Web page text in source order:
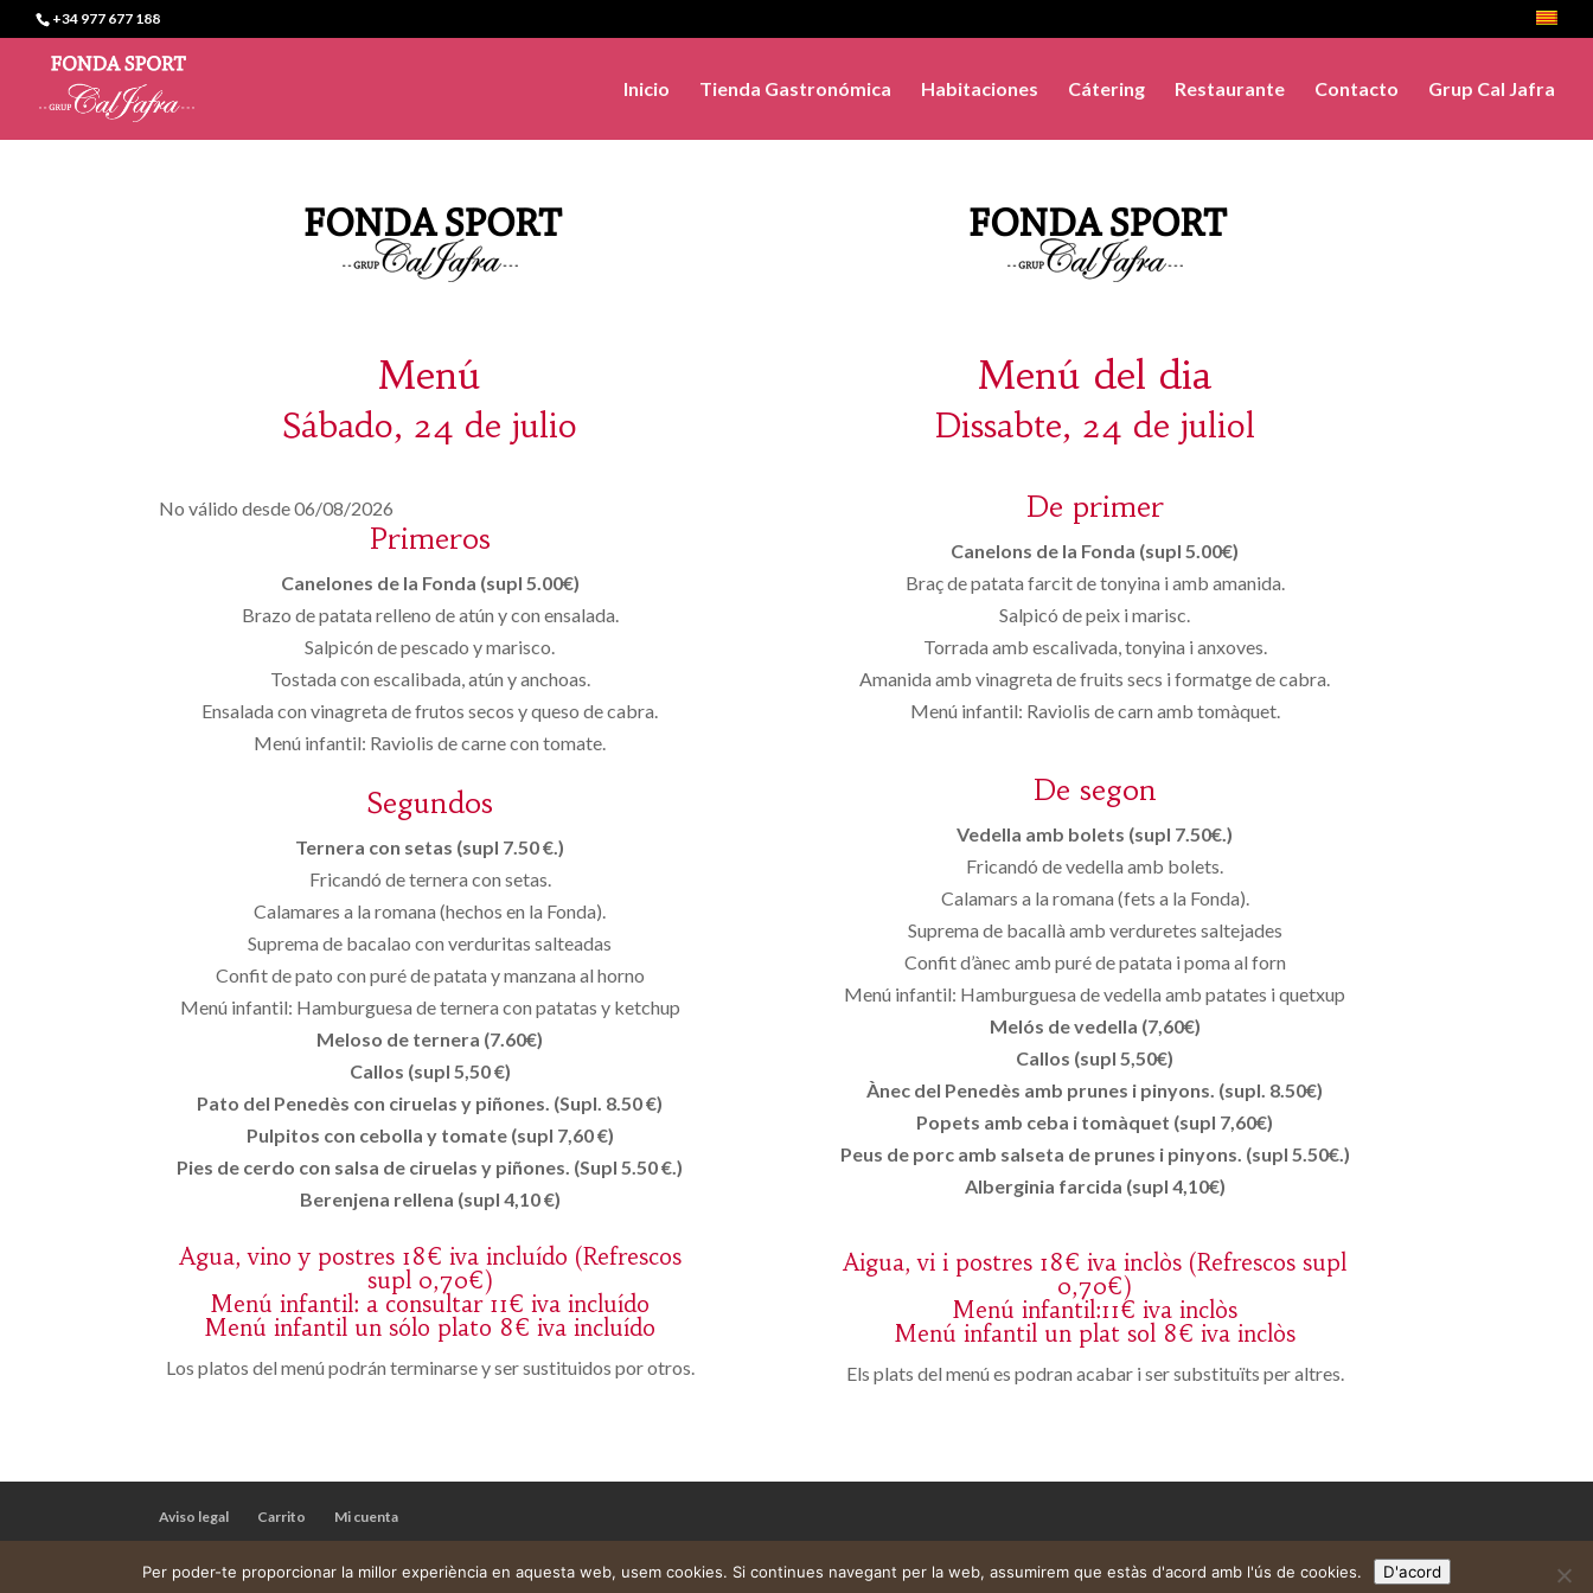
+34 977 677 188
Inicio Tienda Gastronómica Habitaciones Cátering Restaurante Contacto Grup Cal Jafra
Menú
Sábado, 24 de julio
No válido desde 06/08/2026
Primeros
Canelones de la Fonda (supl 5.00€)
Brazo de patata relleno de atún y con ensalada.
Salpicón de pescado y marisco.
Tostada con escalibada, atún y anchoas.
Ensalada con vinagreta de frutos secos y queso de cabra.
Menú infantil: Raviolis de carne con tomate.
Segundos
Ternera con setas (supl 7.50 €.)
Fricandó de ternera con setas.
Calamares a la romana (hechos en la Fonda).
Suprema de bacalao con verduritas salteadas
Confit de pato con puré de patata y manzana al horno
Menú infantil: Hamburguesa de ternera con patatas y ketchup
Meloso de ternera (7.60€)
Callos (supl 5,50 €)
Pato del Penedès con ciruelas y piñones. (Supl. 8.50 €)
Pulpitos con cebolla y tomate (supl 7,60 €)
Pies de cerdo con salsa de ciruelas y piñones. (Supl 5.50 €.)
Berenjena rellena (supl 4,10 €)
Agua, vino y postres 18€ iva incluído (Refrescos
supl 0,70€)
Menú infantil: a consultar 11€ iva incluído
Menú infantil un sólo plato 8€ iva incluído
Los platos del menú podrán terminarse y ser sustituidos por otros.
Menú del dia
Dissabte, 24 de juliol
De primer
Canelons de la Fonda (supl 5.00€)
Braç de patata farcit de tonyina i amb amanida.
Salpicó de peix i marisc.
Torrada amb escalivada, tonyina i anxoves.
Amanida amb vinagreta de fruits secs i formatge de cabra.
Menú infantil: Raviolis de carn amb tomàquet.
De segon
Vedella amb bolets (supl 7.50€.)
Fricandó de vedella amb bolets.
Calamars a la romana (fets a la Fonda).
Suprema de bacallà amb verduretes saltejades
Confit d’ànec amb puré de patata i poma al forn
Menú infantil: Hamburguesa de vedella amb patates i quetxup
Melós de vedella (7,60€)
Callos (supl 5,50€)
Ànec del Penedès amb prunes i pinyons. (supl. 8.50€)
Popets amb ceba i tomàquet (supl 7,60€)
Peus de porc amb salseta de prunes i pinyons. (supl 5.50€.)
Alberginia farcida (supl 4,10€)
Aigua, vi i postres 18€ iva inclòs (Refrescos supl
0,70€)
Menú infantil:11€ iva inclòs
Menú infantil un plat sol 8€ iva inclòs
Els plats del menú es podran acabar i ser substituïts per altres.
Aviso legal Carrito Mi cuenta
Web construïda perDeMomentSomTres
Per poder-te proporcionar la millor experiència en aquesta web, usem cookies. Si continues navegant per la web, assumirem que estàs d'acord amb l'ús de cookies. D'acord